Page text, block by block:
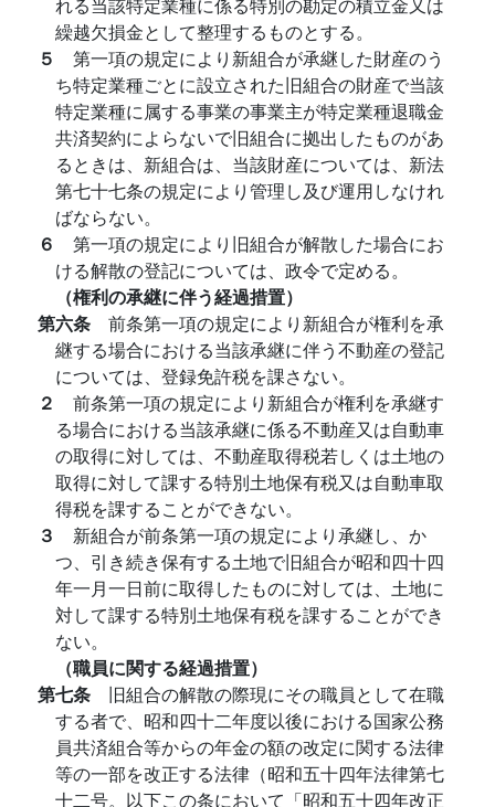
繰越欠損金として整理するものとする。
５ 第一項の規定により新組合が承継した財産のう
ち特定業種ごとに設立された旧組合の財産で当該
特定業種に属する事業の事業主が特定業種退職金
共済契約によらないで旧組合に拠出したものがあ
るときは、新組合は、当該財産については、新法
第七十七条の規定により管理し及び運用しなけれ
ばならない。
６ 第一項の規定により旧組合が解散した場合にお
ける解散の登記については、政令で定める。
（権利の承継に伴う経過措置）
第六条 前条第一項の規定により新組合が権利を承
継する場合における当該承継に伴う不動産の登記
については、登録免許税を課さない。
２ 前条第一項の規定により新組合が権利を承継す
る場合における当該承継に係る不動産又は自動車
の取得に対しては、不動産取得税若しくは土地の
取得に対して課する特別土地保有税又は自動車取
得税を課することができない。
３ 新組合が前条第一項の規定により承継し、か
つ、引き続き保有する土地で旧組合が昭和四十四
年一月一日前に取得したものに対しては、土地に
対して課する特別土地保有税を課することができ
ない。
（職員に関する経過措置）
第七条 旧組合の解散の際現にその職員として在職
する者で、昭和四十二年度以後における国家公務
員共済組合等からの年金の額の改定に関する法律
等の一部を改正する法律（昭和五十四年法律第七
十二号。以下この条において「昭和五十四年改正